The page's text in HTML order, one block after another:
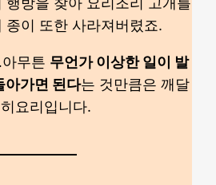
종이 또한 사라져버렸죠.
무튼 무언가 이상한 일이 발
아가면 된다는 것만큼은 깨달
요리입니다.